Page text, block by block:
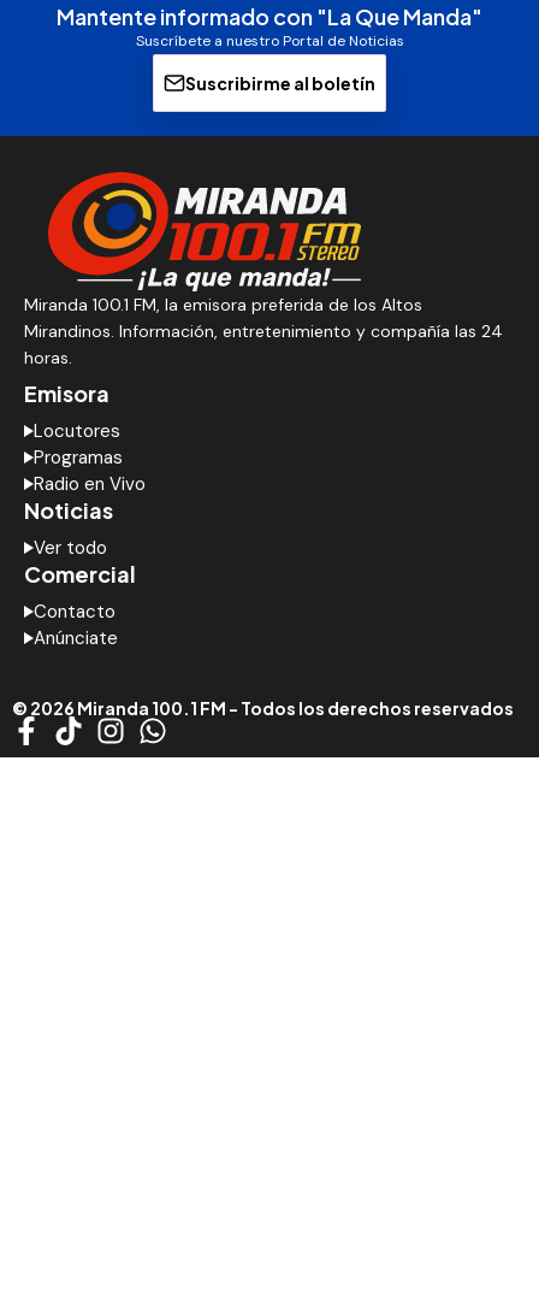
Mantente informado con "La Que Manda"
Suscríbete a nuestro Portal de Noticias
Suscribirme al boletín
Miranda 100.1 FM, la emisora preferida de los Altos
Mirandinos. Información, entretenimiento y compañía las 24
horas.
Emisora
Locutores
Programas
Radio en Vivo
Noticias
Ver todo
Comercial
Contacto
Anúnciate
© 2026 Miranda 100.1 FM - Todos los derechos reservados